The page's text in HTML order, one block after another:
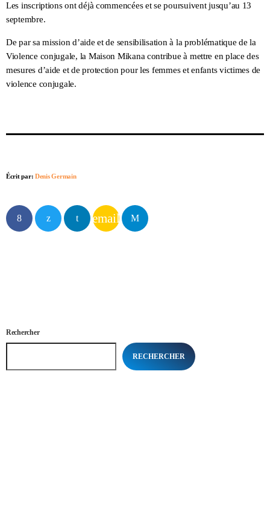
Les inscriptions ont déjà commencées et se poursuivent jusqu’au 13
septembre.
De par sa mission d’aide et de sensibilisation à la problématique de la
Violence conjugale, la Maison Mikana contribue à mettre en place des
mesures d’aide et de protection pour les femmes et enfants victimes de
violence conjugale.
Écrit par:Denis Germain
email
Rechercher
RECHERCHER